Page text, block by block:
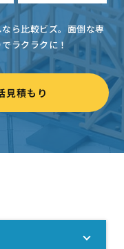
ら比較ビズ。面倒な専
ラクラクに！
見積もり